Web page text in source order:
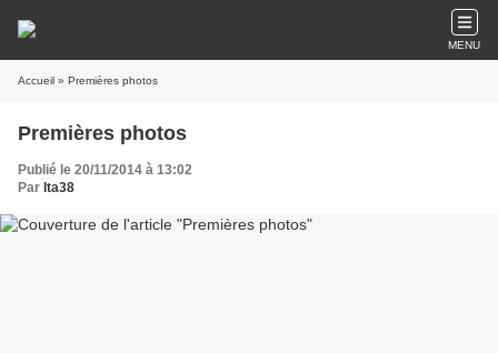
MENU
Accueil » Premières photos
Premières photos
Publié le 20/11/2014 à 13:02
Par lta38